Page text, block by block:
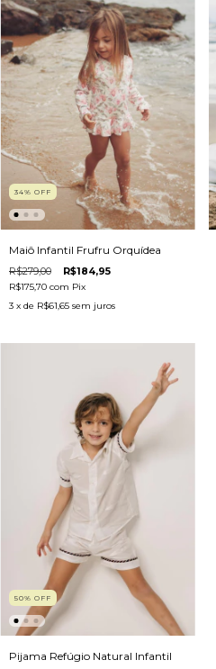
34% OFF
Maiô Infantil Frufru Orquídea
R$279,00 R$184,95
R$175,70 com Pix
3 x de R$61,65 sem juros
50% OFF
Pijama Refúgio Natural Infantil